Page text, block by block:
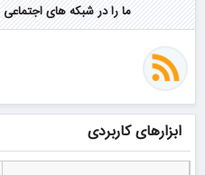
ما را در شبکه های
ابزارهای کاربردی